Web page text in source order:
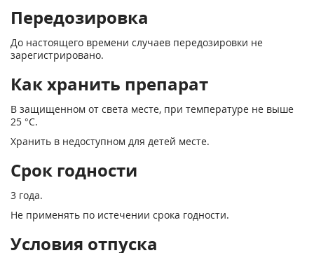
Передозировка
До настоящего времени случаев передозировки не
зарегистрировано.
Как хранить препарат
В защищенном от света месте, при температуре не выше
25 °С.
Хранить в недоступном для детей месте.
Срок годности
3 года.
Не применять по истечении срока годности.
Условия отпуска